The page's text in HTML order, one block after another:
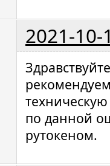
2021-10-
по данной
рутокеном.